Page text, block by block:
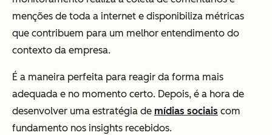
menções de toda a internet e disponibiliza métricas
que contribuem para um melhor entendimento do
contexto da empresa.
É a maneira perfeita para reagir da forma mais
adequada e no momento certo. Depois, é a hora de
desenvolver uma estratégia de mídias sociais com
fundamento nos insights recebidos.